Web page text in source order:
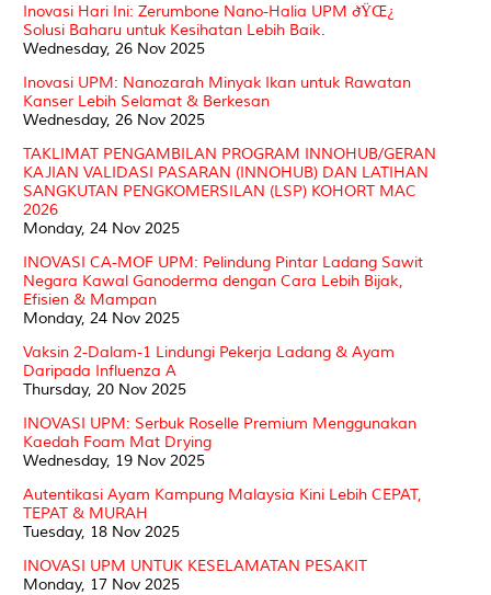
Inovasi Hari Ini: Zerumbone Nano-Halia UPM ðŸŒ¿
Solusi Baharu untuk Kesihatan Lebih Baik.
Wednesday, 26 Nov 2025
Inovasi UPM: Nanozarah Minyak Ikan untuk Rawatan
Kanser Lebih Selamat & Berkesan
Wednesday, 26 Nov 2025
TAKLIMAT PENGAMBILAN PROGRAM INNOHUB/GERAN
KAJIAN VALIDASI PASARAN (INNOHUB) DAN LATIHAN
SANGKUTAN PENGKOMERSILAN (LSP) KOHORT MAC
2026
Monday, 24 Nov 2025
INOVASI CA-MOF UPM: Pelindung Pintar Ladang Sawit
Negara Kawal Ganoderma dengan Cara Lebih Bijak,
Efisien & Mampan
Monday, 24 Nov 2025
Vaksin 2-Dalam-1 Lindungi Pekerja Ladang & Ayam
Daripada Influenza A
Thursday, 20 Nov 2025
INOVASI UPM: Serbuk Roselle Premium Menggunakan
Kaedah Foam Mat Drying
Wednesday, 19 Nov 2025
Autentikasi Ayam Kampung Malaysia Kini Lebih CEPAT,
TEPAT & MURAH
Tuesday, 18 Nov 2025
INOVASI UPM UNTUK KESELAMATAN PESAKIT
Monday, 17 Nov 2025